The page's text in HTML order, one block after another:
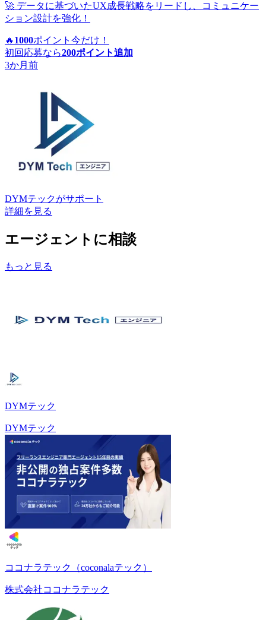
🚀 データに基づいたUX成長戦略をリードし、コミュニケー
ション設計を強化！
🔥 1000ポイント 今だけ！
初回応募なら200ポイント追加
3か月前
DYMテックがサポート
詳細を見る
エージェントに相談
もっと見る
DYMテック
DYMテック
ココナラテック（coconalaテック）
株式会社ココナラテック